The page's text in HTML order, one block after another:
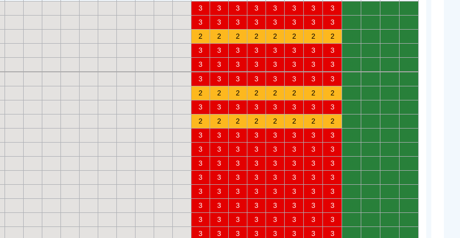
3 3 3 3 3 3 3 3
3 3 3 3 3 3 3 3
2 2 2 2 2 2 2 2
3 3 3 3 3 3 3 3
3 3 3 3 3 3 3 3
3 3 3 3 3 3 3 3
2 2 2 2 2 2 2 2
3 3 3 3 3 3 3 3
2 2 2 2 2 2 2 2
3 3 3 3 3 3 3 3
3 3 3 3 3 3 3 3
3 3 3 3 3 3 3 3
3 3 3 3 3 3 3 3
3 3 3 3 3 3 3 3
3 3 3 3 3 3 3 3
3 3 3 3 3 3 3 3
3 3 3 3 3 3 3 3